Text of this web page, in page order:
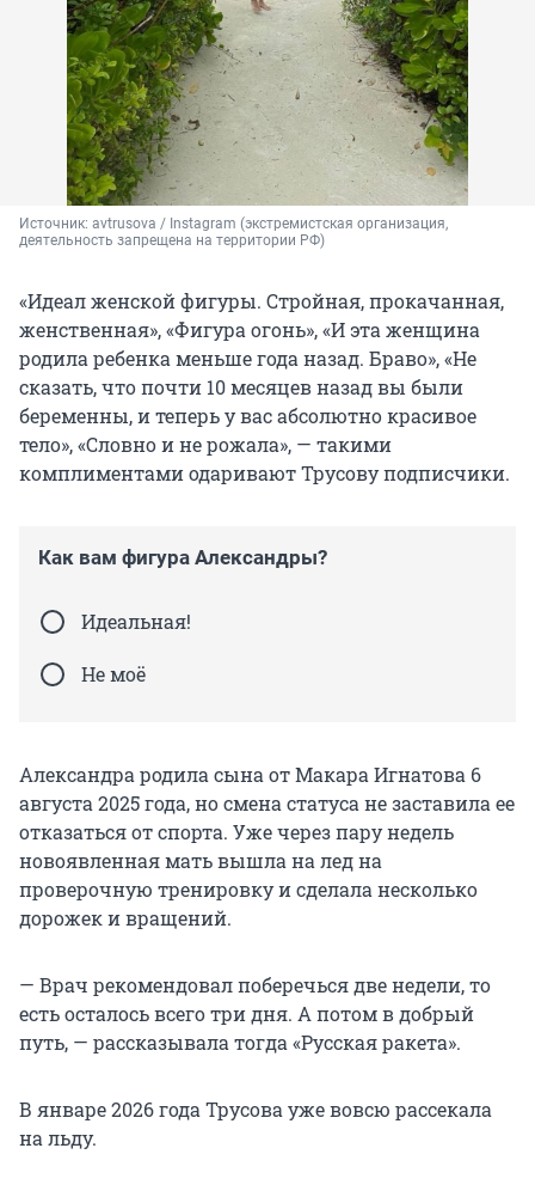
Источник: avtrusova / Instagram (экстремистская организация,
деятельность запрещена на территории РФ)
«Идеал женской фигуры. Стройная, прокачанная,
женственная», «Фигура огонь», «И эта женщина
родила ребенка меньше года назад. Браво», «Не
сказать, что почти 10 месяцев назад вы были
беременны, и теперь у вас абсолютно красивое
тело», «Словно и не рожала», — такими
комплиментами одаривают Трусову подписчики.
Как вам фигура Александры?
Идеальная!
Не моё
Александра родила сына от Макара Игнатова 6
августа 2025 года, но смена статуса не заставила ее
отказаться от спорта. Уже через пару недель
новоявленная мать вышла на лед на
проверочную тренировку и сделала несколько
дорожек и вращений.
— Врач рекомендовал поберечься две недели, то
есть осталось всего три дня. А потом в добрый
путь, — рассказывала тогда «Русская ракета».
В январе 2026 года Трусова уже вовсю рассекала
на льду.